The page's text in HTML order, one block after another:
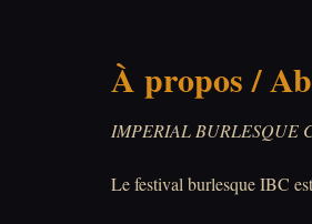
À propos /
IMPERIAL BURLESQUE
Le festival burlesque IBC